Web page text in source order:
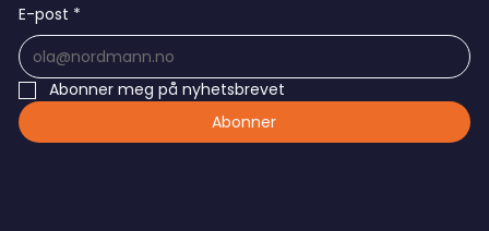
E-post *
Abonner meg på nyhetsbrevet
Abonner